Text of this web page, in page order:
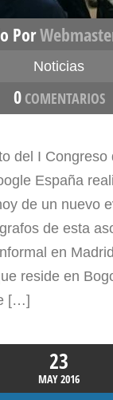
Por
Noticias
0COMENTARIOS
del I Congreso
España
de un nuevo
de esta
en
reside en
[…]
23
MAY2016